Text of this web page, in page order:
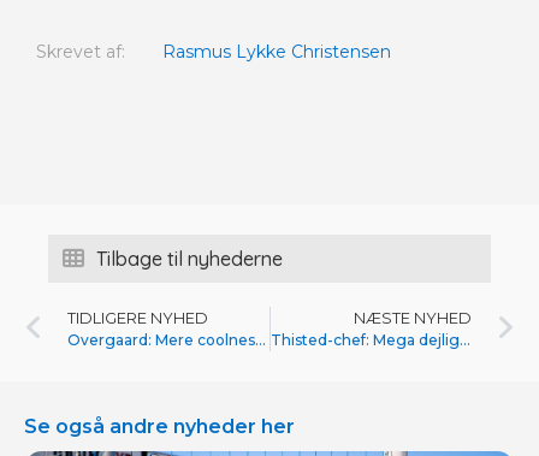
Skrevet af: Rasmus Lykke Christensen
Tilbage til nyhederne
TIDLIGERE NYHED
Overgaard: Mere coolness mod HIK
NÆSTE NYHED
Thisted-chef: Mega dejligt og befriende
Se også andre nyheder her